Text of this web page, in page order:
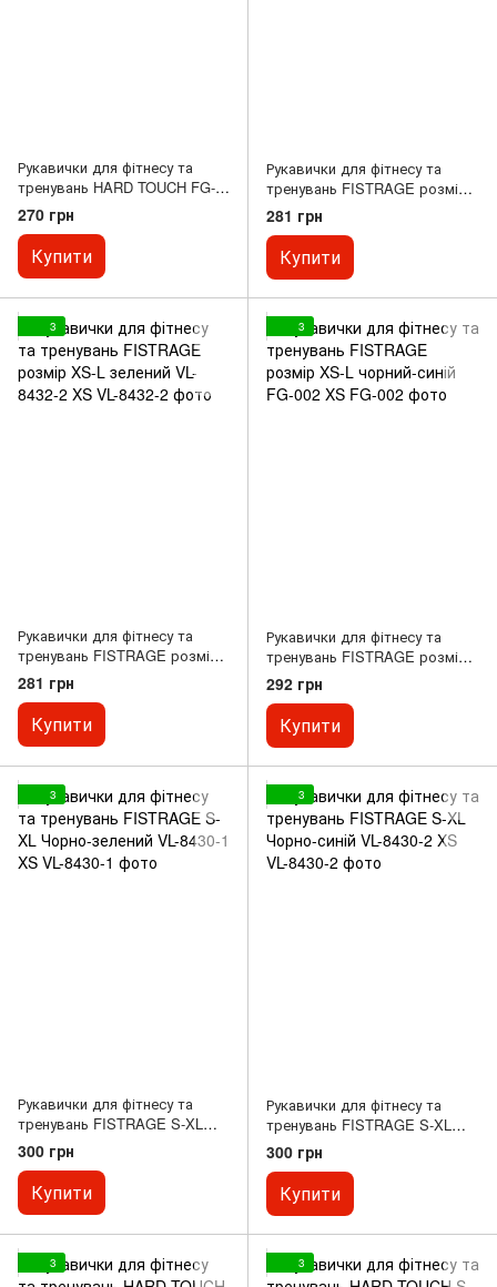
Рукавички для фітнесу та
тренувань HARD TOUCH FG-
003 XS
270 грн
Купити
Рукавички для фітнесу та
тренувань FISTRAGE розмір
XS-L синій VL-8432-1 XS
281 грн
Купити
3
Рукавички для фітнесу та
тренувань FISTRAGE розмір
XS-L зелений VL-8432-2 XS
281 грн
Купити
3
Рукавички для фітнесу та
тренувань FISTRAGE розмір
XS-L чорний-синій FG-002 XS
292 грн
Купити
3
Рукавички для фітнесу та
тренувань FISTRAGE S-XL
Чорно-зелений VL-8430-1 XS
300 грн
Купити
3
Рукавички для фітнесу та
тренувань FISTRAGE S-XL
Чорно-синій VL-8430-2 XS
300 грн
Купити
3 3